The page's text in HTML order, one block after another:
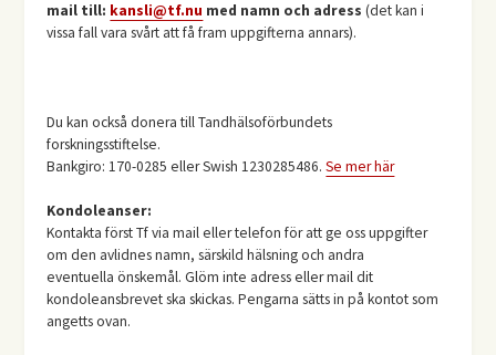
mail till: kansli@tf.nu med namn och adress (det kan i
vissa fall vara svårt att få fram uppgifterna annars).
Du kan också donera till Tandhälsoförbundets
forskningsstiftelse.
Bankgiro: 170-0285 eller Swish 1230285486.Se mer här
Kondoleanser:
Kontakta först Tf via mail eller telefon för att ge oss uppgifter
om den avlidnes namn, särskild hälsning och andra
eventuella önskemål. Glöm inte adress eller mail dit
kondoleansbrevet ska skickas. Pengarna sätts in på kontot som
angetts ovan.